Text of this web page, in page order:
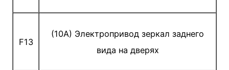
F13
(10A) Электропривод зеркал заднего
вида на дверях